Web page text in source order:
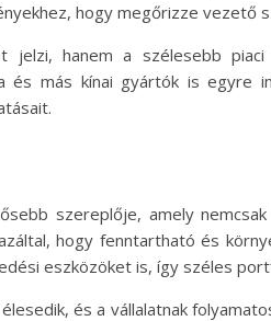
hogy megőrizze vezető
jelzi, hanem a szélesebb
más kínai gyártók is egyre
szereplője, amely
hogy fenntartható és
eszközöket is, így széles
és a vállalatnak